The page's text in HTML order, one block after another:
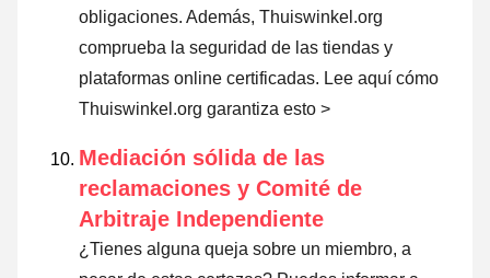
obligaciones. Además, Thuiswinkel.org
comprueba la seguridad de las tiendas y
plataformas online certificadas. Lee aquí cómo
Thuiswinkel.org garantiza esto >
Mediación sólida de las
reclamaciones y Comité de
Arbitraje Independiente
¿Tienes alguna queja sobre un miembro, a